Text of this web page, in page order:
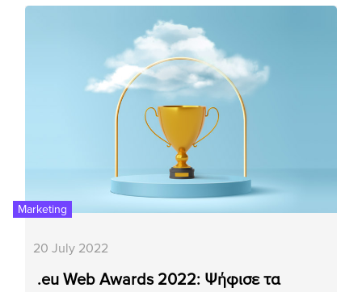
Marketing
20 July 2022
.eu Web Awards 2022: Ψήφισε τα